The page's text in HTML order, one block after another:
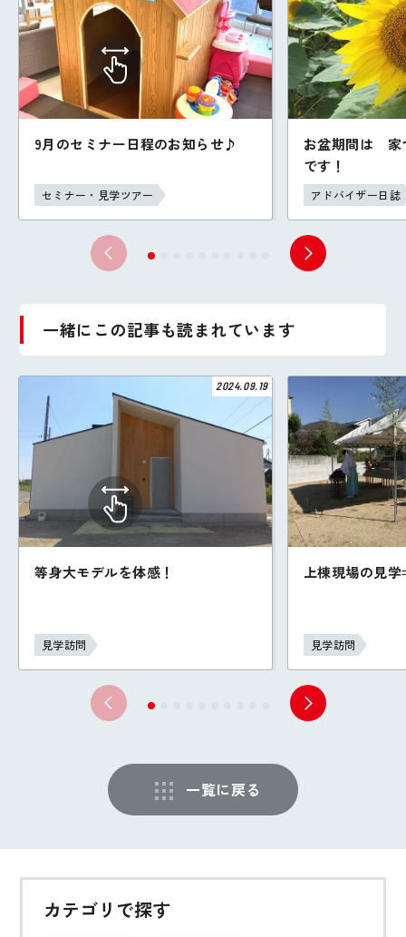
9月のセミナー日程のお知らせ♪
セミナー・見学ツアー
お盆期間は 家
です！
アドバイザー日誌
一緒にこの記事も読まれています
等身大モデルを体感！
2024.09.19
見学訪問
上棟現場の見
見学訪問
一覧に戻る
カテゴリで探す